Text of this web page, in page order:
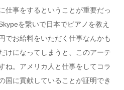
仕事をするということが重要だっ
を繋いで日本でピアノを教え
でお給料をいただく仕事なんかも
けになってしまうと、このアーテ
ね。アメリカ人と仕事をしてコラ
国に貢献していることが証明でき